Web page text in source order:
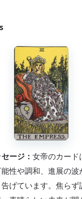
ージ： 女帝のカード
性や調和、進展の波
げています。焦らず